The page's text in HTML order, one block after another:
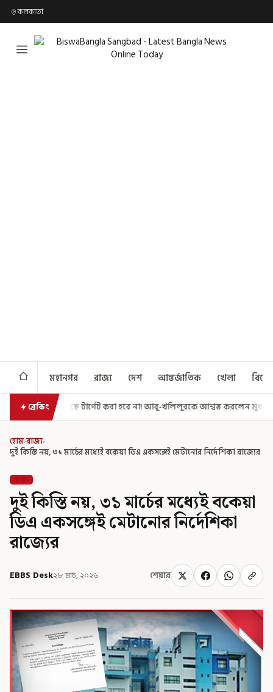
কলকাতা
মহানগর রাজ্য দেশ আন্তর্জাতিক খেলা
ব্রেকিং
করা হবে না! আবু-খলিলুরকে আশ্বস্ত করলেন মুখ্যমন্ত্রী এগিয়ে গেল
হোম›রাজ্য›
দুই কিস্তি নয়, ৩১ মার্চের মধ্যেই বকেয়া ডিএ একসঙ্গেই মেটানোর নির্দেশিকা রাজ্যের
রাজ্য
দুই কিস্তি নয়, ৩১ মার্চের মধ্যেই বকেয়া
ডিএ একসঙ্গেই মেটানোর নির্দেশিকা
রাজ্যের
EBBS Desk২৮ মার্চ, ২০২৬ শেয়ার